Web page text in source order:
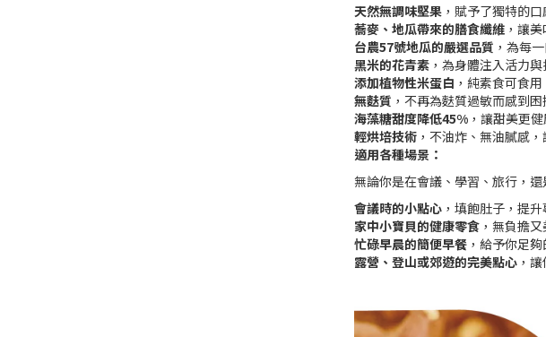
天然無調味堅果，賦予了獨特的口
蕎麥、地瓜帶來的膳食纖維，讓美
台農57號地瓜的嚴選品質 ，為每
黑米的花青素，為身體注入活力與
添加植物性米蛋白 ，純素食可食
無麩質 ，不再為麩質過敏而感到
海藻糖甜度降低45%，讓甜美更健
輕烘培技術，不油炸、無油膩感，
適用各種場景：
無論你是在會議、學習、旅行，
會議時的小點心，填飽肚子，提升
家中小寶貝的健康零食，無負擔
忙碌早晨的簡便早餐，給予你足夠
露營、登山或郊遊的完美點心，讓